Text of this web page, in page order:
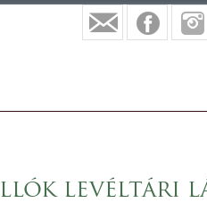
levéltári